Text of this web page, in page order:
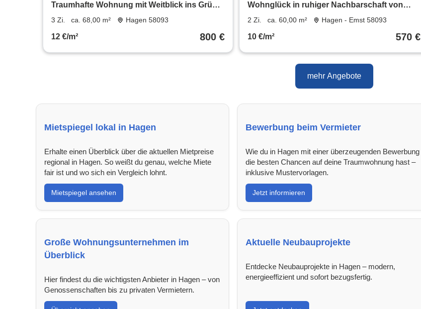
Traumhafte Wohnung mit Weitblick ins Grüne
in Berchum
3 Zi. ca. 68,00 m² Hagen 58093
12 €/m² 800 €
Wohnglück in ruhiger Nachbarschaft von
Emst
2 Zi. ca. 60,00 m² Hagen - Emst 58093
10 €/m² 570 €
mehr Angebote
Mietspiegel lokal in Hagen
Erhalte einen Überblick über die aktuellen Mietpreise
regional in Hagen. So weißt du genau, welche Miete
fair ist und wo sich ein Vergleich lohnt.
Mietspiegel ansehen
Bewerbung beim Vermieter
Wie du in Hagen mit einer überzeugenden Bewerbung
die besten Chancen auf deine Traumwohnung hast –
inklusive Mustervorlagen.
Jetzt informieren
Große Wohnungsunternehmen im
Überblick
Hier findest du die wichtigsten Anbieter in Hagen – von
Genossenschaften bis zu privaten Vermietern.
Aktuelle Neubauprojekte
Entdecke Neubauprojekte in Hagen – modern,
energieeffizient und sofort bezugsfertig.